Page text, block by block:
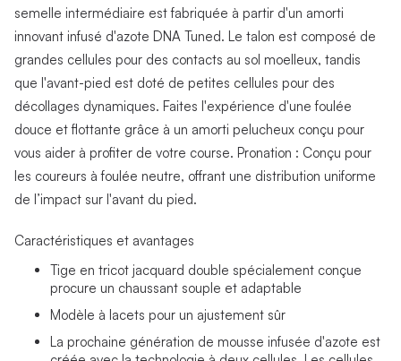
semelle intermédiaire est fabriquée à partir d'un amorti
innovant infusé d'azote DNA Tuned. Le talon est composé de
grandes cellules pour des contacts au sol moelleux, tandis
que l'avant-pied est doté de petites cellules pour des
décollages dynamiques. Faites l'expérience d'une foulée
douce et flottante grâce à un amorti pelucheux conçu pour
vous aider à profiter de votre course. Pronation : Conçu pour
les coureurs à foulée neutre, offrant une distribution uniforme
de l’impact sur l'avant du pied.
Caractéristiques et avantages
Tige en tricot jacquard double spécialement conçue
procure un chaussant souple et adaptable
Modèle à lacets pour un ajustement sûr
La prochaine génération de mousse infusée d'azote est